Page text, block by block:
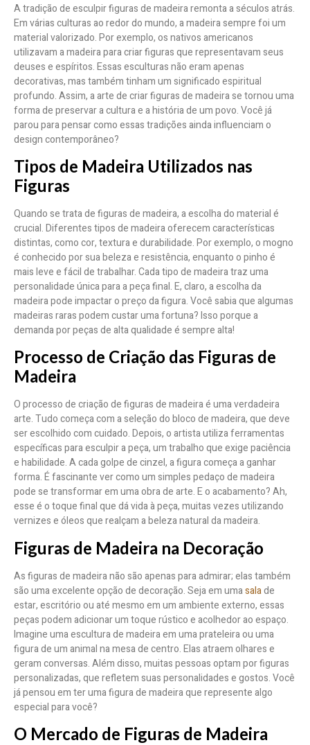
A tradição de esculpir figuras de madeira remonta a séculos atrás.
Em várias culturas ao redor do mundo, a madeira sempre foi um
material valorizado. Por exemplo, os nativos americanos
utilizavam a madeira para criar figuras que representavam seus
deuses e espíritos. Essas esculturas não eram apenas
decorativas, mas também tinham um significado espiritual
profundo. Assim, a arte de criar figuras de madeira se tornou uma
forma de preservar a cultura e a história de um povo. Você já
parou para pensar como essas tradições ainda influenciam o
design contemporâneo?
Tipos de Madeira Utilizados nas
Figuras
Quando se trata de figuras de madeira, a escolha do material é
crucial. Diferentes tipos de madeira oferecem características
distintas, como cor, textura e durabilidade. Por exemplo, o mogno
é conhecido por sua beleza e resistência, enquanto o pinho é
mais leve e fácil de trabalhar. Cada tipo de madeira traz uma
personalidade única para a peça final. E, claro, a escolha da
madeira pode impactar o preço da figura. Você sabia que algumas
madeiras raras podem custar uma fortuna? Isso porque a
demanda por peças de alta qualidade é sempre alta!
Processo de Criação das Figuras de
Madeira
O processo de criação de figuras de madeira é uma verdadeira
arte. Tudo começa com a seleção do bloco de madeira, que deve
ser escolhido com cuidado. Depois, o artista utiliza ferramentas
específicas para esculpir a peça, um trabalho que exige paciência
e habilidade. A cada golpe de cinzel, a figura começa a ganhar
forma. É fascinante ver como um simples pedaço de madeira
pode se transformar em uma obra de arte. E o acabamento? Ah,
esse é o toque final que dá vida à peça, muitas vezes utilizando
vernizes e óleos que realçam a beleza natural da madeira.
Figuras de Madeira na Decoração
As figuras de madeira não são apenas para admirar; elas também
são uma excelente opção de decoração. Seja em umasalade
estar, escritório ou até mesmo em um ambiente externo, essas
peças podem adicionar um toque rústico e acolhedor ao espaço.
Imagine uma escultura de madeira em uma prateleira ou uma
figura de um animal na mesa de centro. Elas atraem olhares e
geram conversas. Além disso, muitas pessoas optam por figuras
personalizadas, que refletem suas personalidades e gostos. Você
já pensou em ter uma figura de madeira que represente algo
especial para você?
O Mercado de Figuras de Madeira